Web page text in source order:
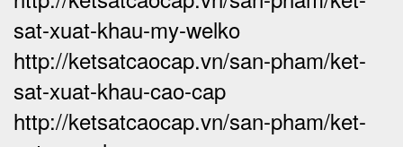
sat-xuat-khau-my-welko
http://ketsatcaocap.vn/san-pham/ket-
sat-xuat-khau-cao-cap
http://ketsatcaocap.vn/san-pham/ket-